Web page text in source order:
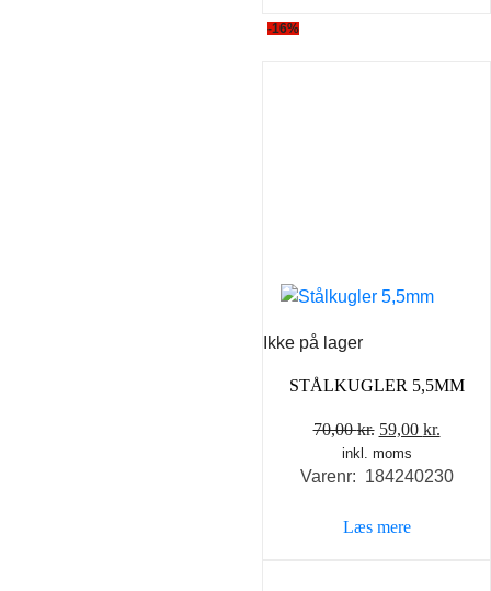
-16%
Ikke på lager
STÅLKUGLER 5,5MM
70,00kr. Den
oprindelige
pris
70,00 kr..
59,00 kr.
pris
inkl. moms
Varenr: 184240230
Læs mere